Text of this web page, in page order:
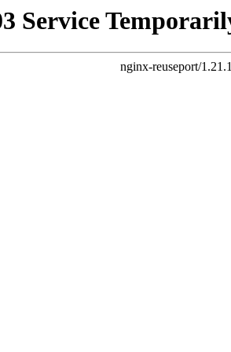
Service
nginx-reuseport/1.21.1